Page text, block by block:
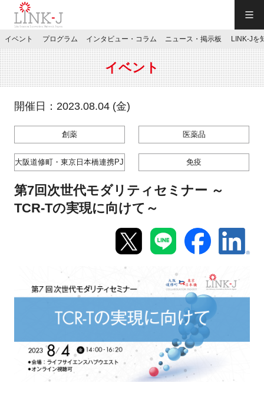
JP／EN
特別会員専用メニュー
お問い合わせ
新規登録
プログラム
インタビュー・コラム
イベント プログラム インタビュー・コラム ニュース・掲示板 LINK-Jを
イベント
開催日：2023.08.04 (金)
創薬 医薬品
大阪道修町・東京日本橋連携PJ 免疫
第7回次世代モダリティセミナー ～
TCR-Tの実現に向けて～